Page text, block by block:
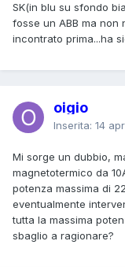
SK(in blu su sfondo
fosse un ABB ma
incontrato prima...ha
oigio
Inserita: 14
Mi sorge un dubbio,
magnetotermico da
potenza massima di
eventualmente
tutta la massima
sbaglio a ragionare?